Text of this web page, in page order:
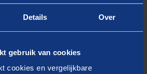
Details Over
gebruik van cookies
cookies en vergelijkbare
volgens ons de
en ook waarom wij
zíj in aanmerking